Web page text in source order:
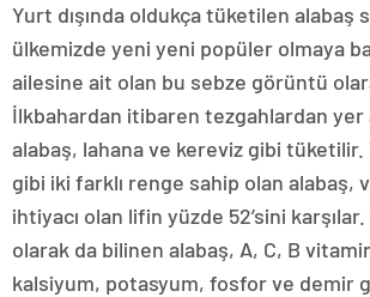
Yurt dışında oldukça tüketilen alabaş
ülkemizde yeni yeni popüler olmaya
ailesine ait olan bu sebze görüntü
İlkbahardan itibaren tezgahlardan yer
alabaş, lahana ve kereviz gibi tüketilir.
gibi iki farklı renge sahip olan alabaş,
ihtiyacı olan lifin yüzde 52’sini
olarak da bilinen alabaş, A, C, B
kalsiyum, potasyum, fosfor ve demir